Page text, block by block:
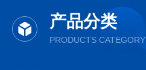
产品分类
PRODUCTS CATEGORY